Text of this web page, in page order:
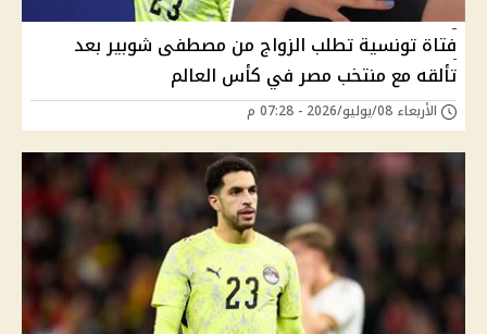
فتاة تونسية تطلب الزواج من مصطفى شوبير بعد
تألقه مع منتخب مصر في كأس العالم
الأربعاء 08/يوليو/2026 - 07:28 م